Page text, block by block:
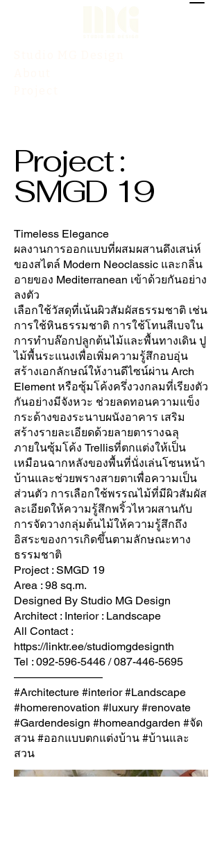
Project :
SMGD 19
Timeless Elegance
ผลงานการออกแบบที่ผสมผสานดึงเสน่ห์
ของสไตล์ Modern Neoclassic และกลิ่น
อายของ Mediterranean เข้าด้วยกันอย่าง
ลงตัว
เลือกใช้วัสดุที่เน้นผิวสัมผัสธรรมชาติ เช่น
การใช้หินธรรมชาติ การใช้โทนสีเบจใน
การทำบล๊อกปลูกต้นไม้และพื้นทางเดิน ปู
ไม้พื้นระแนงเพื่อเพิ่มความรู้สึกอบอุ่น
สร้างเอกลักษณ์ให้งานดีไซน์ผ่าน Arch
Element หรือซุ้มโค้งครึ่งวงกลมที่เรียงตัว
กันอย่างมีจังหวะ ช่วยลดทอนความแข็ง
กระด้างของระนาบผนังอาคาร เสริม
สร้างรายละเอียดด้วยลายตารางฉลุ
ภายในซุ้มโค้ง Trellisที่ตกแต่งให้เป็น
เหมือนฉากหลังของพื้นที่นั่งเล่นโซนหน้า
บ้านและช่วยพรางสายตาเพื่อความเป็น
ส่วนตัว การเลือกใช้พรรณไม้ที่มีผิวสัมผัส
ละเอียดให้ความรู้สึกพริ้วไหวผสานกับ
การจัดวางกลุ่มต้นไม้ให้ความรู้สึกถึง
อิสระของการเกิดขึ้นตามลักษณะทาง
ธรรมชาติ
Project : SMGD 19
Area : 98 sq.m.
Designed By Studio MG Design
Architect : Interior : Landscape
All Contact :
https://linktr.ee/studiomgdesignth
Tel : 092-596-5446/087-446-5695
————————
#Architecture #interior #Landscape
#homerenovation #luxury #renovate
#Gardendesign #homeandgarden #จัด
สวน #ออกแบบตกแต่งบ้าน #บ้านและ
สวน